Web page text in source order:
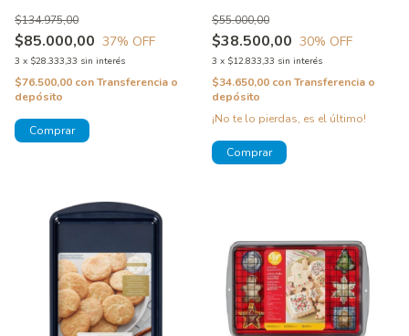
$85.000,00
$134.975,00
37% OFF
3 x $28.333,33 sin interés
$76.500,00 conTransferencia o
depósito
$38.500,00
$55.000,00
30% OFF
3 x $12.833,33 sin interés
$34.650,00 conTransferencia o
depósito
¡No te lo pierdas, es el último!